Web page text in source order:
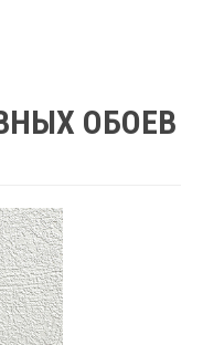
ОБОЕВ